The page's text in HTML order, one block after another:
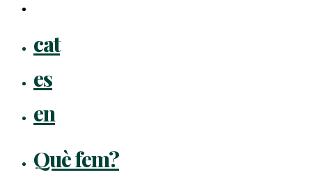
cat
es
en
Què fem?